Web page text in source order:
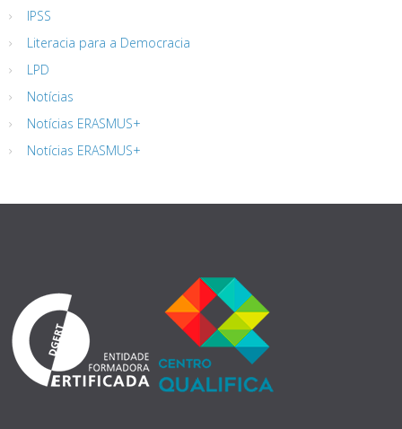
IPSS
Literacia para a Democracia
LPD
Notícias
Notícias ERASMUS+
Notícias ERASMUS+